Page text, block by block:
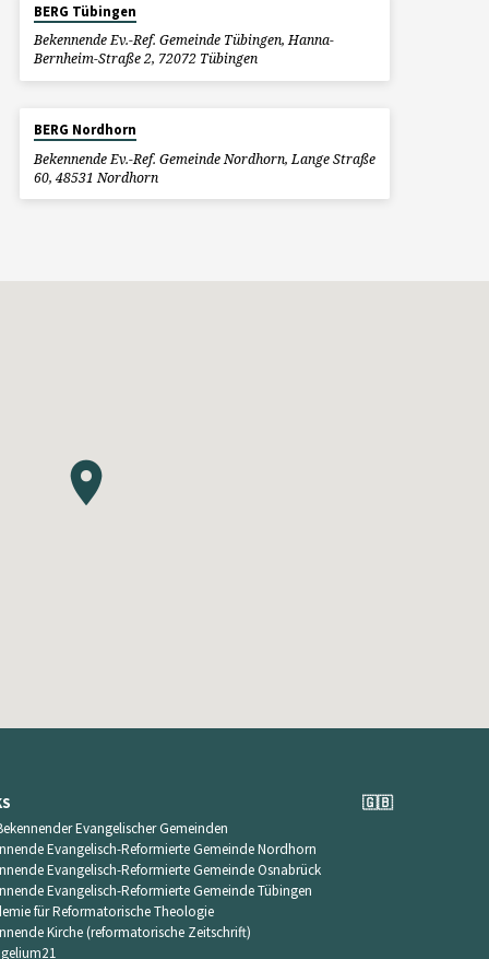
BERG Tübingen
Bekennende Ev.-Ref. Gemeinde Tübingen, Hanna-
Bernheim-Straße 2, 72072 Tübingen
BERG Nordhorn
Bekennende Ev.-Ref. Gemeinde Nordhorn, Lange Straße
60, 48531 Nordhorn
Evangelischer Gemeinden
Evangelisch-Reformierte Gemeinde Nordhorn
Evangelisch-Reformierte Gemeinde Osnabrück
Evangelisch-Reformierte Gemeinde Tübingen
für Reformatorische Theologie
Kirche (reformatorische Zeitschrift)
🇬🇧